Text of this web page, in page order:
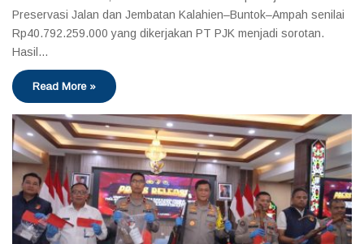
Preservasi Jalan dan Jembatan Kalahien–Buntok–Ampah senilai
Rp40.792.259.000 yang dikerjakan PT PJK menjadi sorotan.
Hasil…
Read More »